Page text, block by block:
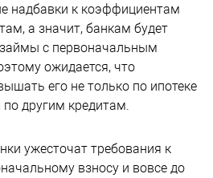
надбавки к коэффициентам
а значит, банкам будет
с первоначальным
ожидается, что
его не только по ипотеке
по другим кредитам.
ужесточат требования к
взносу и вовсе до